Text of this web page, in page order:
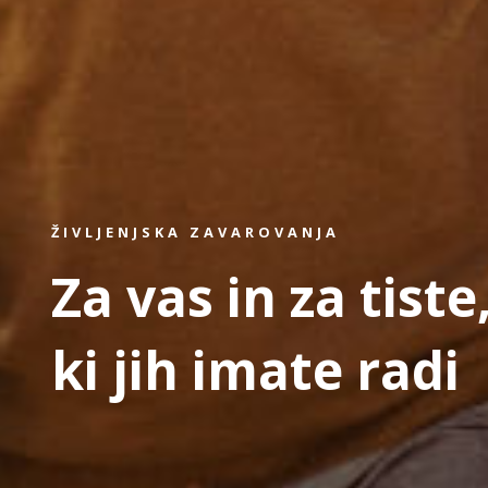
ŽIVLJENJSKA ZAVAROVANJA
Za vas in za
ki jih imate radi